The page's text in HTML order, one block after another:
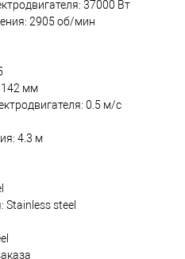
37000 Вт
2905 об/мин
142 мм
0.5 м/с
4.3 м
Stainless steel